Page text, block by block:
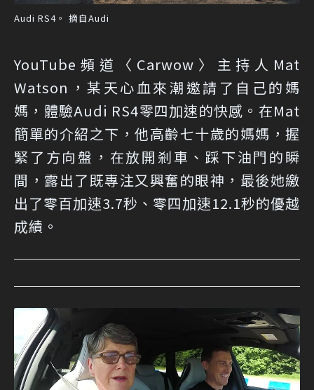
Audi RS4。 摘自Audi
YouTube頻道〈Carwow〉主持人Mat
Watson，某天心血來潮邀請了自己的媽
媽，體驗Audi RS4零四加速的快感。在Mat
簡單的介紹之下，他高齡七十歲的媽媽，握
緊了方向盤，在放開剎車、踩下油門的瞬
間，露出了既專注又興奮的眼神，最後她繳
出了零百加速3.7秒、零四加速12.1秒的優越
成績。